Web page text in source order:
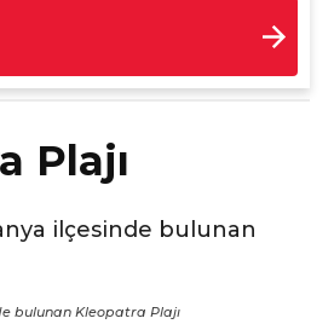
Plajı
bulunan Kleopatra Plajı